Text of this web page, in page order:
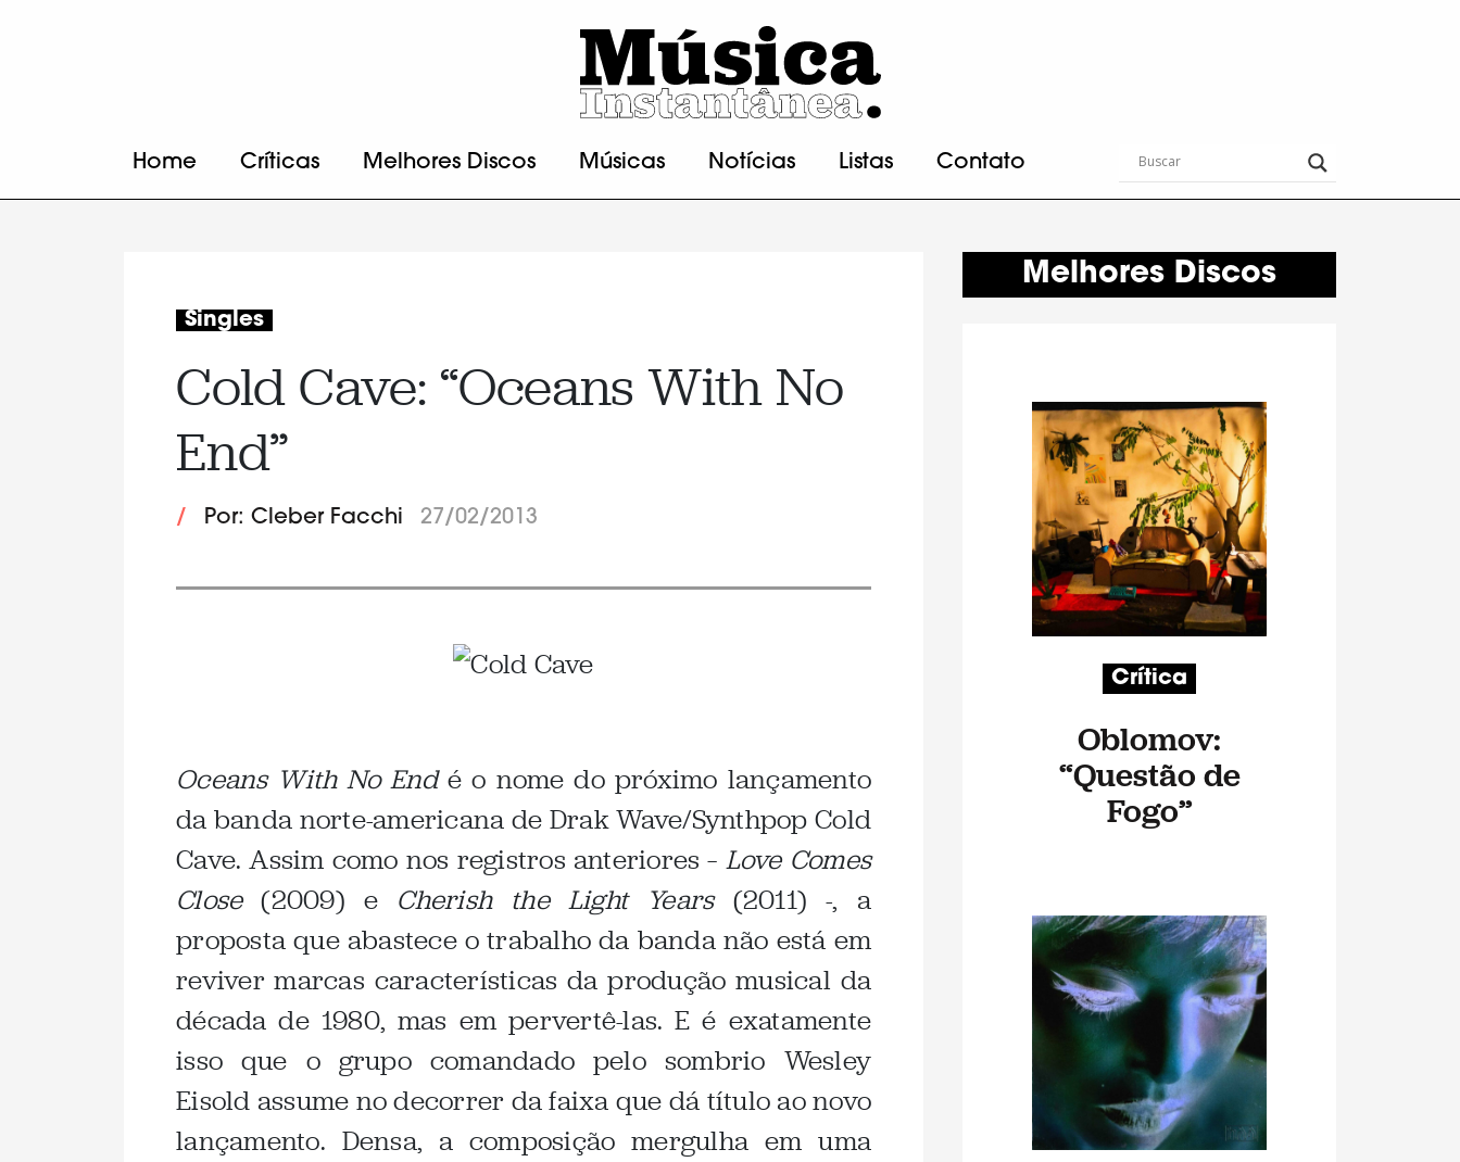
Home Críticas Melhores Discos Músicas Notícias Listas Contato
Singles
Cold Cave: “Oceans With No
End”
/ Por: Cleber Facchi 27/02/2013
Oceans With No Endé o nome do próximo lançamento
da banda norte-americana de Drak Wave/Synthpop Cold
Cave. Assim como nos registros anteriores – Love Comes
Close(2009) e Cherish the Light Years (2011) -, a
proposta que abastece o trabalho da banda não está em
reviver marcas características da produção musical da
década de 1980, mas em pervertê-las. E é exatamente
isso que o grupo comandado pelo sombrio Wesley
Eisold assume no decorrer da faixa que dá título ao novo
lançamento. Densa, a composição mergulha em uma
Melhores Discos
Crítica
Oblomov:
“Questão de
Fogo”